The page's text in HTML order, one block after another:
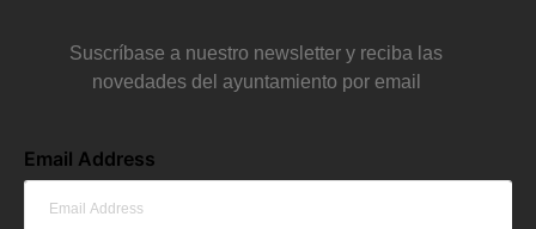
Suscríbase a nuestro newsletter y reciba las
novedades del ayuntamiento por email
Email Address